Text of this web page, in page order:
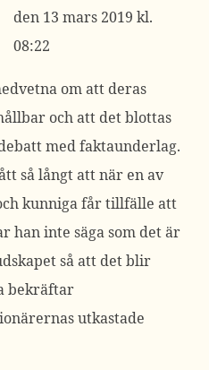
13 mars 2019 kl.
08:22
om att deras
och att det blottas
med faktaunderlag.
så långt att när en av
kunniga får tillfälle att
han inte säga som det är
så att det blir
bekräftar
utkastade